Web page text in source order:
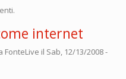
internet
FonteLive il Sab, 12/13/2008 -